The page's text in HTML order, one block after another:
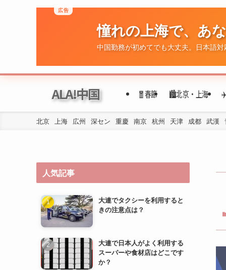
広告
憧れの上海で、あ
中国勤務が初めてでも大丈夫。日本語
ALA!中国 🧧春節 🏙️北京・上海
北京 上海 広州 深セン 重慶 南京 杭州 天津 成都 武漢
人気記事
大連でタクシーを利用すると
きの注意点は？
大連で日本人がよく利用する
スーパーや食材店はどこです
か？